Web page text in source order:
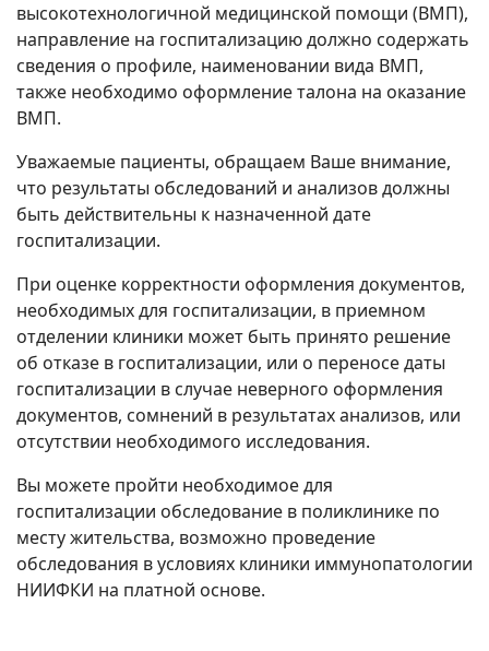
высокотехнологичной медицинской помощи (ВМП),
направление на госпитализацию должно содержать
сведения о профиле, наименовании вида ВМП,
также необходимо оформление талона на оказание
ВМП.
Уважаемые пациенты, обращаем Ваше внимание,
что результаты обследований и анализов должны
быть действительны к назначенной дате
госпитализации.
При оценке корректности оформления документов,
необходимых для госпитализации, в приемном
отделении клиники может быть принято решение
об отказе в госпитализации, или о переносе даты
госпитализации в случае неверного оформления
документов, сомнений в результатах анализов, или
отсутствии необходимого исследования.
Вы можете пройти необходимое для
госпитализации обследование в поликлинике по
месту жительства, возможно проведение
обследования в условиях клиники иммунопатологии
НИИФКИ на платной основе.